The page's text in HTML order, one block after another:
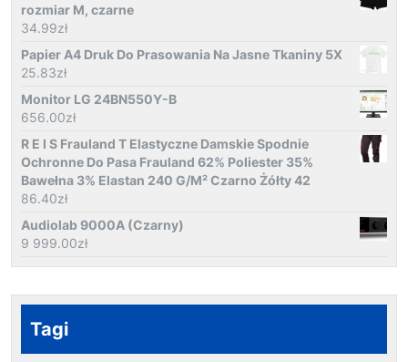
rozmiar M, czarne
34.99zł
Papier A4 Druk Do Prasowania Na Jasne Tkaniny 5X
25.83zł
Monitor LG 24BN550Y-B
656.00zł
R E I S Frauland T Elastyczne Damskie Spodnie
Ochronne Do Pasa Frauland 62% Poliester 35%
Bawełna 3% Elastan 240 G/M² Czarno Żółty 42
86.40zł
Audiolab 9000A (Czarny)
9 999.00zł
Tagi